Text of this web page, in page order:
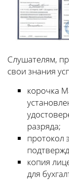
Слушателям,
свои знания
корочка
разряда;
протокол
копия
для